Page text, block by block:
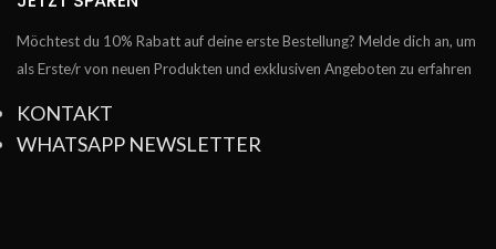
Möchtest du 10% Rabatt auf deine erste Bestellung? Melde dich an, um
als Erste/r von neuen Produkten und exklusiven Angeboten zu erfahren
KONTAKT
WHATSAPP NEWSLETTER